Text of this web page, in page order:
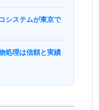
システムが東京で
処理は信頼と実績